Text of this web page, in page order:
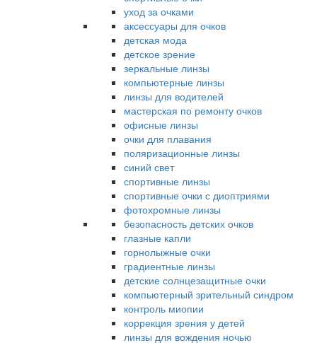
уход за очками
аксессуары для очков
детская мода
детское зрение
зеркальные линзы
компьютерные линзы
линзы для водителей
мастерская по ремонту очков
офисные линзы
очки для плавания
поляризационные линзы
синий свет
спортивные линзы
спортивные очки с диоптриями
фотохромные линзы
безопасность детских очков
глазные капли
горнолыжные очки
градиентные линзы
детские солнцезащитные очки
компьютерный зрительный синдром
контроль миопии
коррекция зрения у детей
линзы для вождения ночью